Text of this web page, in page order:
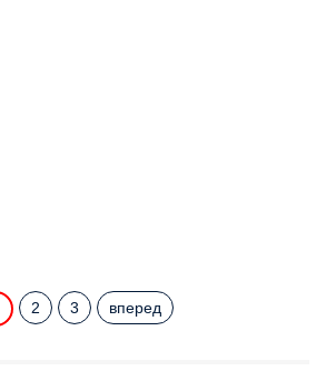
2 3 вперед